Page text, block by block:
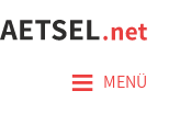
≡ MENÜ